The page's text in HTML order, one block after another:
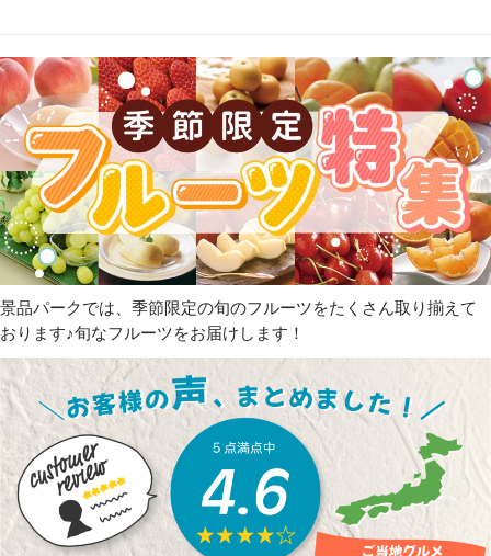
景品パークでは、季節限定の旬のフルーツをたくさん取り揃えて
おります♪旬なフルーツをお届けします！